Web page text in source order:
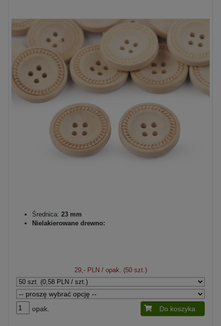
Średnica: 23 mm
Nielakierowane drewno:
29,- PLN/ opak. (50 szt.)
opak. Do koszyka